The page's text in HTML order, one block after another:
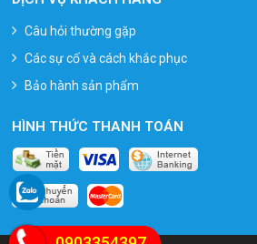
Câu hỏi thường gặp
Các sự cố và cách khắc phục
Bảo hành sản phẩm
HÌNH THỨC THANH TOÁN